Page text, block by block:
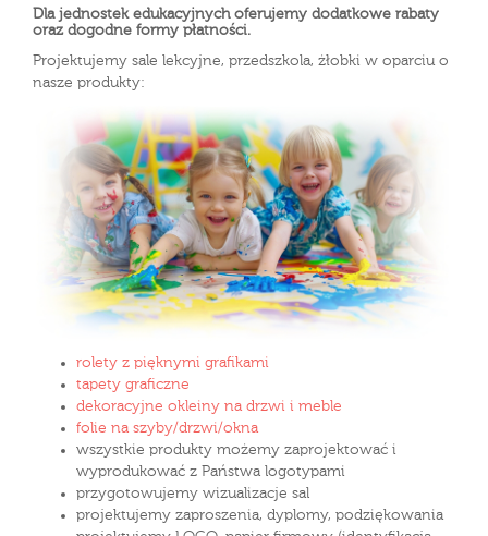
Dla jednostek edukacyjnych oferujemy dodatkowe rabaty
oraz dogodne formy płatności.
Projektujemy sale lekcyjne, przedszkola, żłobki w oparciu o
nasze produkty:
rolety z pięknymi grafikami
tapety graficzne
dekoracyjne okleiny na drzwi i meble
folie na szyby/drzwi/okna
wszystkie produkty możemy zaprojektować i
wyprodukować z Państwa logotypami
przygotowujemy wizualizacje sal
projektujemy zaproszenia, dyplomy, podziękowania